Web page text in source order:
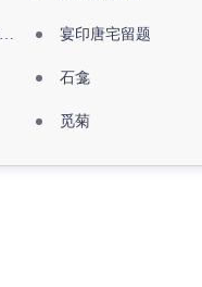
宴印唐宅留题
石龛
觅菊